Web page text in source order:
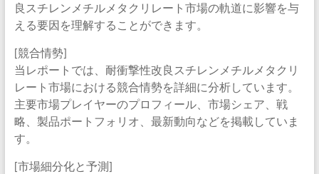
良スチレンメチルメタクリレート市場の軌道に影響を与
える要因を理解することができます。
[競合情勢]
当レポートでは、耐衝撃性改良スチレンメチルメタクリ
レート市場における競合情勢を詳細に分析しています。
主要市場プレイヤーのプロフィール、市場シェア、戦
略、製品ポートフォリオ、最新動向などを掲載していま
す。
[市場細分化と予測]